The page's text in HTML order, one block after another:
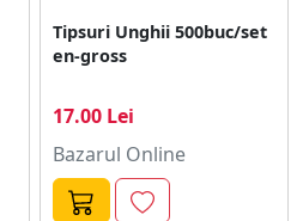
Tipsuri Unghii 500buc/set
en-gross
17.00 Lei
Bazarul Online